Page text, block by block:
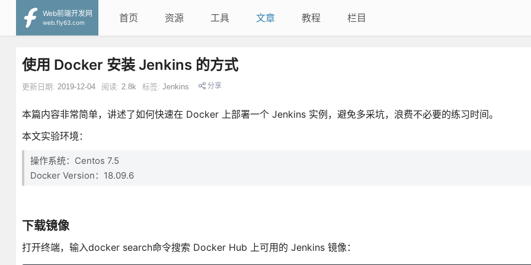
Web前端开发网
web.fly63.com
首页 资源 工具 文章 教程 栏目
使用 Docker 安装 Jenkins 的方式
更新日期: 2019-12-04 阅读: 2.8k 标签: Jenkins 分享
本篇内容非常简单，讲述了如何快速在 Docker 上部署一个 Jenkins 实例，避免多采坑，浪费不必要的练习时间。
本文实验环境：
操作系统：Centos 7.5
Docker Version：18.09.6
下载镜像
打开终端，输入docker search命令搜索 Docker Hub 上可用的 Jenkins 镜像：